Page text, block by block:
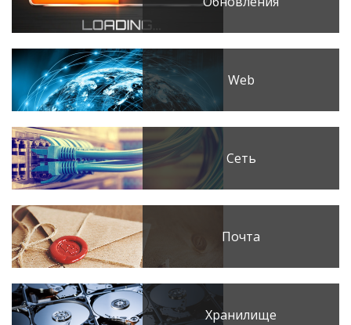
Web
Сеть
Почта
Хранилище